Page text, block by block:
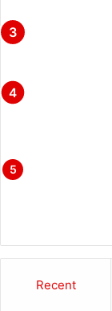
Recent